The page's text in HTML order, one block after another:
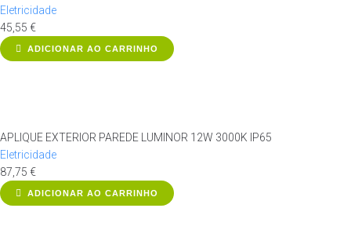
Eletricidade
45,55 €
ADICIONAR AO CARRINHO
APLIQUE EXTERIOR PAREDE LUMINOR 12W 3000K IP65
Eletricidade
87,75 €
ADICIONAR AO CARRINHO